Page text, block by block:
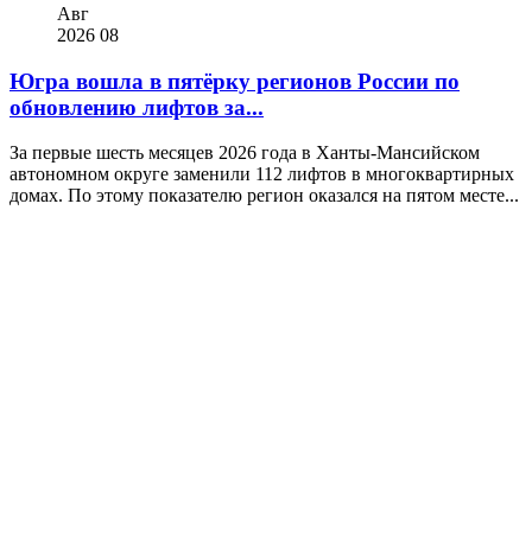
Авг
2026 08
Югра вошла в пятёрку регионов России по
обновлению лифтов за...
За первые шесть месяцев 2026 года в Ханты-Мансийском
автономном округе заменили 112 лифтов в многоквартирных
домах. По этому показателю регион оказался на пятом месте...